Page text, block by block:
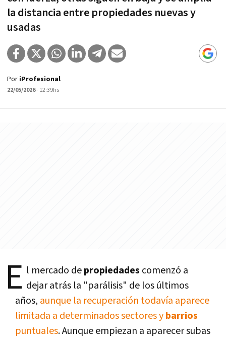
la distancia entre propiedades nuevas y
usadas
Por iProfesional
22/05/2026- 12:39hs
E l mercado depropiedades comenzó a
dejar atrás la "parálisis" de los últimos
años, aunque la recuperación todavía aparece
limitada a determinados sectores ybarrios
puntuales. Aunque empiezan a aparecer subas